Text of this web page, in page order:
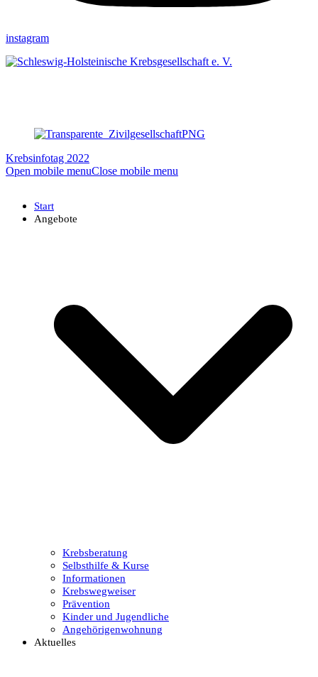
instagram
Krebsinfotag 2022
Open mobile menuClose mobile menu
Start
Angebote
Krebsberatung
Selbsthilfe & Kurse
Informationen
Krebswegweiser
Prävention
Kinder und Jugendliche
Angehörigenwohnung
Aktuelles